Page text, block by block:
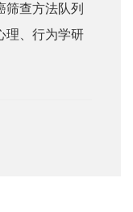
筛查方法队列
理、行为学研